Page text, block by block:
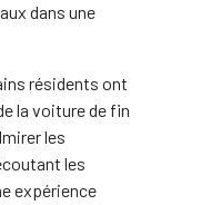
dans une
résidents ont
la voiture de fin
les
les
expérience